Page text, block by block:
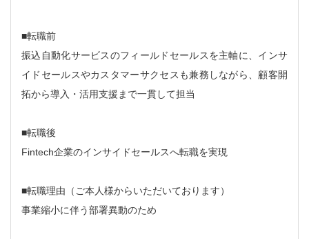
■転職前
振込自動化サービスのフィールドセールスを主軸に、インサ
イドセールスやカスタマーサクセスも兼務しながら、顧客開
拓から導入・活用支援まで一貫して担当
■転職後
Fintech企業のインサイドセールスへ転職を実現
■転職理由（ご本人様からいただいております）
事業縮小に伴う部署異動のため